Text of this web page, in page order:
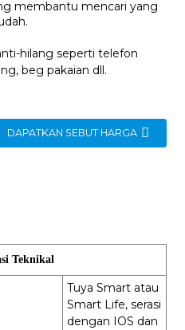
membantu mencari yang
hilang seperti telefon
beg pakaian dll.
DAPATKAN SEBUT HARGA
Teknikal
Tuya Smart atau
Smart Life, serasi
dengan IOS dan